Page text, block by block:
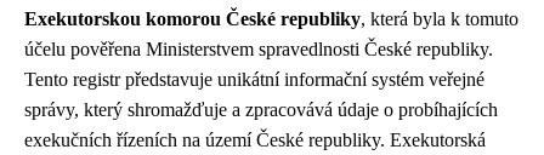
Exekutorskou komorou České republiky, která byla k tomuto
účelu pověřena Ministerstvem spravedlnosti České republiky.
Tento registr představuje unikátní informační systém veřejné
správy, který shromažďuje a zpracovává údaje o probíhajících
exekučních řízeních na území České republiky. Exekutorská